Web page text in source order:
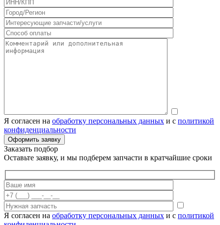
Я согласен на обработку персональных данных и с политикой
конфиденциальности
Заказать подбор
Оставьте заявку, и мы подберем запчасти в кратчайшие сроки
Я согласен на обработку персональных данных и с политикой